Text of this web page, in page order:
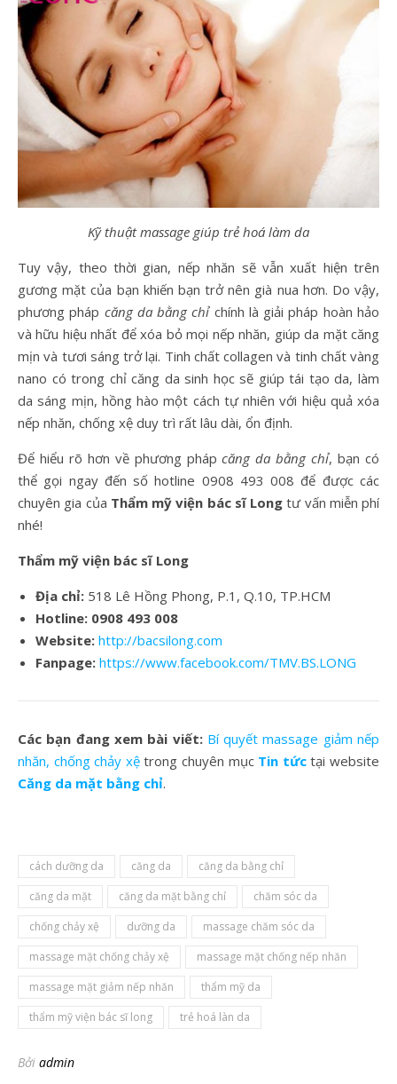
Kỹ thuật massage giúp trẻ hoá làm da
Tuy vậy, theo thời gian, nếp nhăn sẽ vẫn xuất hiện trên
gương mặt của bạn khiến bạn trở nên già nua hơn. Do vậy,
phương pháp căng da bằng chỉ chính là giải pháp hoàn hảo
và hữu hiệu nhất để xóa bỏ mọi nếp nhăn, giúp da mặt căng
mịn và tươi sáng trở lại. Tinh chất collagen và tinh chất vàng
nano có trong chỉ căng da sinh học sẽ giúp tái tạo da, làm
da sáng mịn, hồng hào một cách tự nhiên với hiệu quả xóa
nếp nhăn, chống xệ duy trì rất lâu dài, ổn định.
Để hiểu rõ hơn về phương phápcăng da bằng chỉ, bạn có
thể gọi ngay đến số hotline 0908 493 008 để được các
chuyên gia của Thẩm mỹ viện bác sĩ Long tư vấn miễn phí
nhé!
Thẩm mỹ viện bác sĩ Long
Địa chỉ: 518 Lê Hồng Phong, P.1, Q.10, TP.HCM
Hotline: 0908 493 008
Website: http://bacsilong.com
Fanpage: https://www.facebook.com/TMV.BS.LONG
Các bạn đang xem bài viết: Bí quyết massage giảm nếp
nhăn, chống chảy xệtrong chuyên mục Tin tứctại website
Căng da mặt bằng chỉ.
cách dưỡng da căng da
căng da bằng chỉ
căng da mặt
căng da mặt bằng chỉ
chăm sóc da
chống chảy xệ
dưỡng da
massage chăm sóc da
massage mặt chống chảy xệ
massage mặt chống nếp nhăn
massage mặt giảm nếp nhăn
thẩm mỹ da
thẩm mỹ viện bác sĩ long
trẻ hoá làn da
Bởi admin